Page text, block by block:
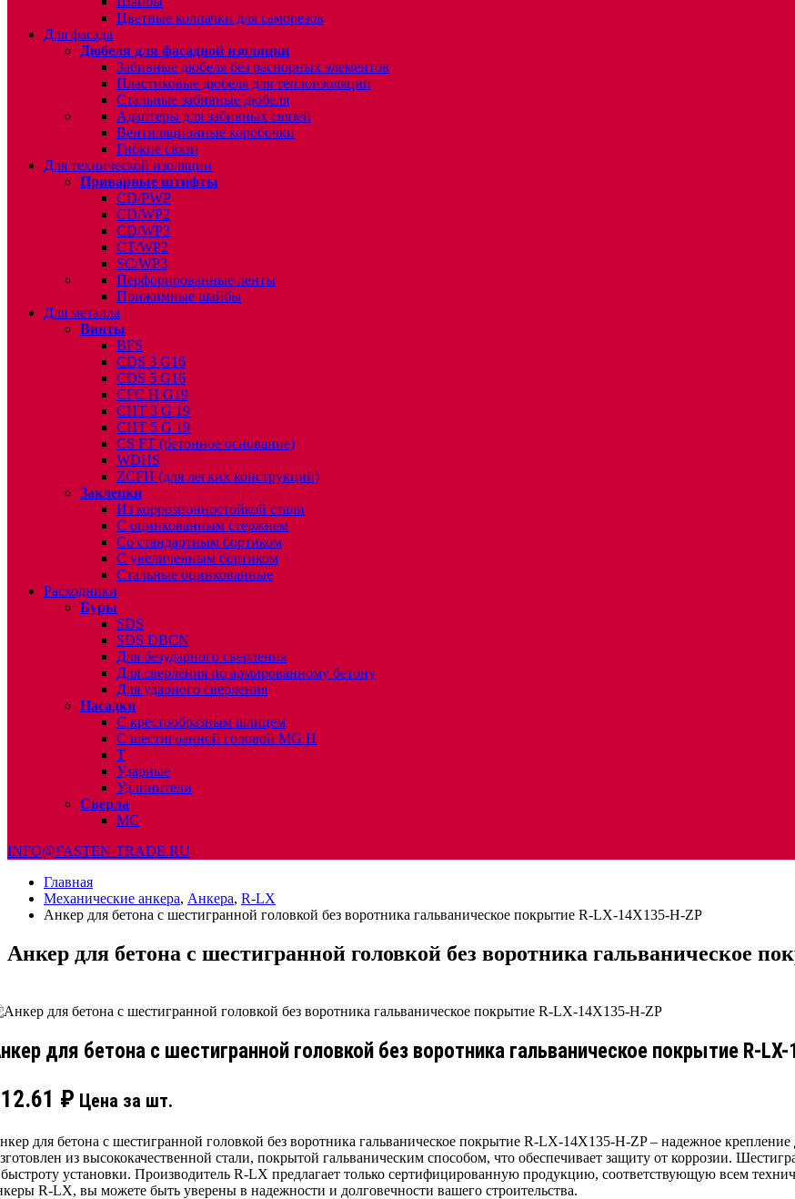
Цветные колпачки для саморезов
Для фасада
Дюбеля для фасадной изоляции
Забивные дюбеля без распорных элементов
Пластиковые дюбеля для теплоизоляции
Стальные забивные дюбеля
Адаптеры для забивных связей
Вентиляционные коробочки
Гибкие связи
Для технической изоляции
Приварные штифты
CD/PWP
CD/WP2
CD/WP3
CT/WP2
SC/WP3
Перфорированные ленты
Прижимные шайбы
Для металла
Винты
BFS
CDS 3 G16
CDS 5 G16
CFC H G19
CHT 3 G 19
CHT 5 G 19
CS FT (бетонное основание)
WDHS
ZCFH (для легких конструкций)
Заклепки
Из коррозионностойкой стали
С оцинкованным стержнем
Со стандартным бортиком
С увеличенным бортиком
Стальные оцинкованные
Расходники
Буры
SDS
SDS DBCN
Для безударного сверления
Для сверления по армированному бетону
Для ударного сверления
Насадки
С крестообразным шлицем
С шестигранной головой MG H
T
Ударные
Удлинители
Сверла
МС
INFO@FASTEN-TRADE.RU
Главная
Механические анкера, Анкера, R-LX
Анкер для бетона с шестигранной головкой без воротника гальваническое покрытие R-LX-14X135-H-ZP
Анкер для бетона с шестигранной головкой без воротника гальваническое
для бетона с шестигранной головкой без воротника гальваническое покрытие R-
₽ Цена за шт.
для бетона с шестигранной головкой без воротника гальваническое покрытие R-LX-14X135-H-ZP – надежное
из высококачественной стали, покрытой гальваническим способом, что обеспечивает защиту от коррозии.
установки. Производитель R-LX предлагает только сертифицированную продукцию, соответствующую всем
R-LX, вы можете быть уверены в надежности и долговечности вашего строительства.